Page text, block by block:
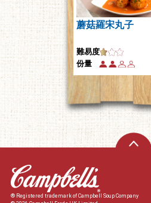
蘑菇羅宋丸子
難易度
份量
® Registered trademark of Campbell Soup Company